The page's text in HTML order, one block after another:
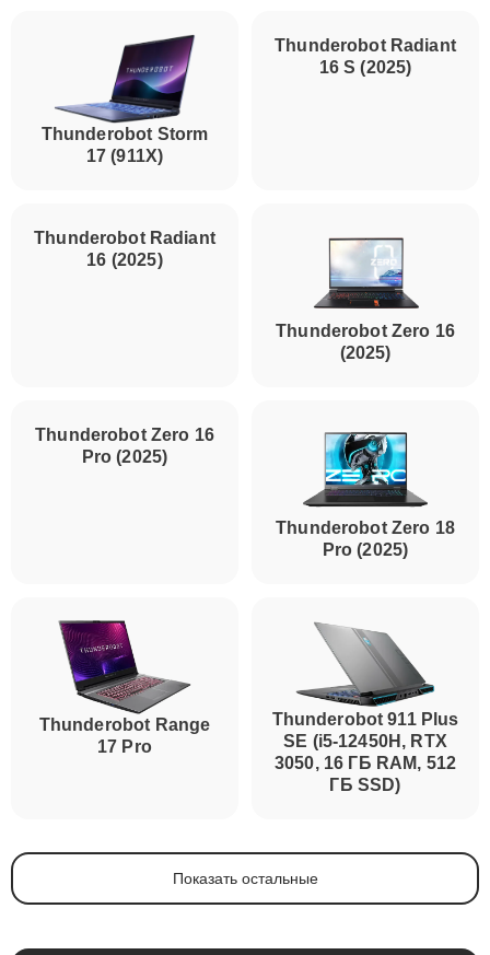
Thunderobot Storm
17 (911X)
Thunderobot Radiant
16 (2025)
Thunderobot Zero 16
(2025)
Thunderobot Zero 18
Pro (2025)
Thunderobot Range
17 Pro
Thunderobot 911 Plus
SE (i5-12450H, RTX
3050, 16 ГБ RAM, 512
ГБ SSD)
Показать остальные